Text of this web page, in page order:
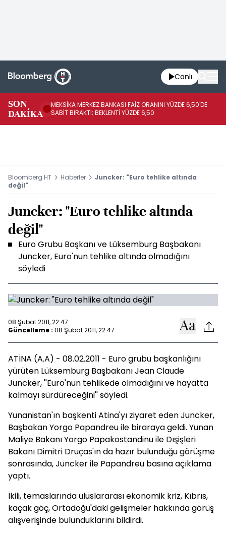
Canlı
SON
DAKİKA
MEKSİKA MERKEZ BANKASI FAİZ ORANINI YÜZDE 6,50'DE
SABİT BIRAKTI; BEKLENTİ YÜZDE 6,50
Bloomberg HT Haberler
Juncker: "Euro tehlike altında
değil"
Juncker: "Euro tehlike altında
değil"
Euro Grubu Başkanı ve Lüksemburg Başbakanı
Juncker, Euro'nun tehlike altında olmadığını
söyledi
08 Şubat 2011, 22:47
Güncelleme : 08 Şubat 2011, 22:47
ATİNA (A.A) - 08.02.2011 - Euro grubu başkanlığını
yürüten Lüksemburg Başbakanı Jean Claude
Juncker, ''Euro'nun tehlikede olmadığını ve hayatta
kalmayı sürdüreceğini'' söyledi.
Yunanistan'ın başkenti Atina'yı ziyaret eden Juncker,
Başbakan Yorgo Papandreu ile biraraya geldi. Yunan
Maliye Bakanı Yorgo Papakostandinu ile Dışişleri
Bakanı Dimitri Druças'ın da hazır bulunduğu görüşme
sonrasında, Juncker ile Papandreu basına açıklama
yaptı.
İkili, temaslarında uluslararası ekonomik kriz, Kıbrıs,
kaçak göç, Ortadoğu'daki gelişmeler hakkında görüş
alışverişinde bulunduklarını bildirdi.